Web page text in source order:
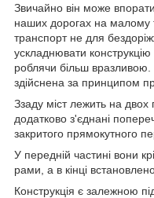
Звичайно він може
наших дорогах на малому
транспорт не для
ускладнювати конструкцію
роблячи більш вразливою.
здійснена за принципом
Ззаду міст лежить на двох
додатково з'єднані
закритого прямокутного
У передній частині вони
рами, а в кінці
Конструкція є залежною